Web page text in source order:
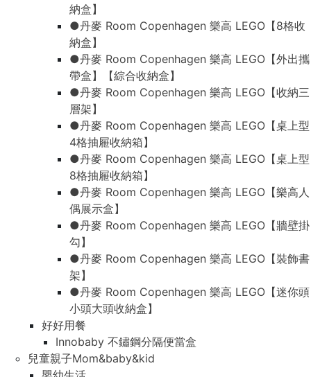
納盒】
●丹麥 Room Copenhagen 樂高 LEGO【8格收
納盒】
●丹麥 Room Copenhagen 樂高 LEGO【外出攜
帶盒】【綜合收納盒】
●丹麥 Room Copenhagen 樂高 LEGO【收納三
層架】
●丹麥 Room Copenhagen 樂高 LEGO【桌上型
4格抽屜收納箱】
●丹麥 Room Copenhagen 樂高 LEGO【桌上型
8格抽屜收納箱】
●丹麥 Room Copenhagen 樂高 LEGO【樂高人
偶展示盒】
●丹麥 Room Copenhagen 樂高 LEGO【牆壁掛
勾】
●丹麥 Room Copenhagen 樂高 LEGO【裝飾書
架】
●丹麥 Room Copenhagen 樂高 LEGO【迷你頭
小頭大頭收納盒】
好好用餐
Innobaby 不鏽鋼分隔便當盒
兒童親子Mom&baby&kid